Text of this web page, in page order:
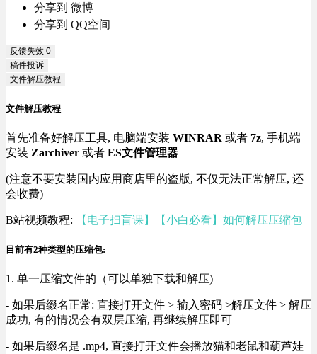
分享到 微博
分享到 QQ空间
反馈失效 0
稿件投诉
文件解压教程
文件解压教程
首先准备好解压工具, 电脑端安装 WINRAR 或者 7z, 手机端
安装 Zarchiver 或者 ES文件管理器
(注意不要安装国内应用商店里的盗版, 不仅无法正常解压, 还
会收费)
B站视频教程: 【电子扫盲课】【小白必看】如何解压压缩包
目前有2种类型的压缩包:
1. 单一压缩文件的（可以单独下载和解压)
- 如果后缀名正常: 直接打开文件 > 输入密码 >解压文件 > 解压
成功, 有的情况会有双层压缩, 再继续解压即可
- 如果后缀名是 .mp4, 直接打开文件会播放猫和老鼠和葫芦娃